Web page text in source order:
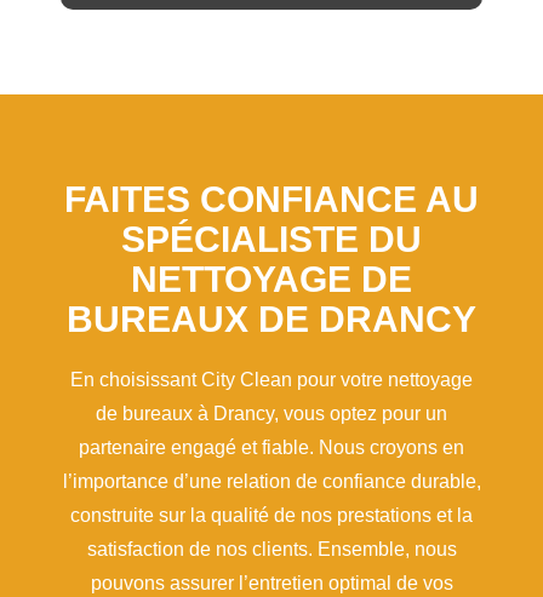
FAITES CONFIANCE AU
SPÉCIALISTE DU
NETTOYAGE DE
BUREAUX DE DRANCY
En choisissant City Clean pour votre nettoyage
de bureaux à Drancy, vous optez pour un
partenaire engagé et fiable. Nous croyons en
l’importance d’une relation de confiance durable,
construite sur la qualité de nos prestations et la
satisfaction de nos clients. Ensemble, nous
pouvons assurer l’entretien optimal de vos